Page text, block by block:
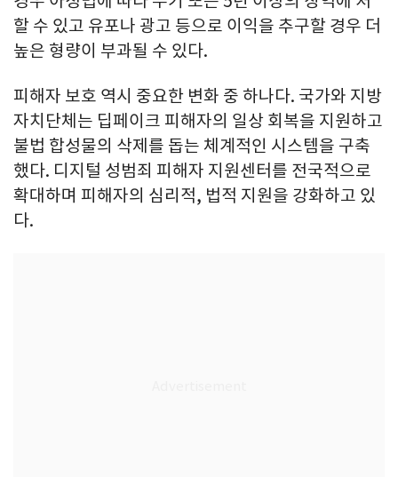
할 수 있고 유포나 광고 등으로 이익을 추구할 경우 더
높은 형량이 부과될 수 있다.
피해자 보호 역시 중요한 변화 중 하나다. 국가와 지방
자치단체는 딥페이크 피해자의 일상 회복을 지원하고
불법 합성물의 삭제를 돕는 체계적인 시스템을 구축
했다. 디지털 성범죄 피해자 지원센터를 전국적으로
확대하며 피해자의 심리적, 법적 지원을 강화하고 있
다.